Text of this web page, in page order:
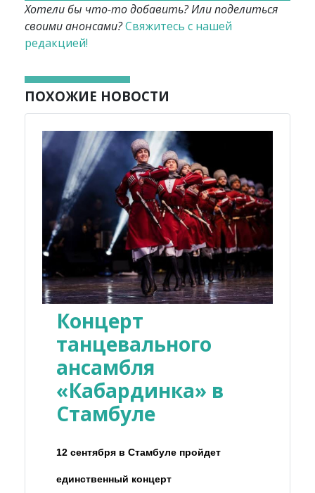
Хотели бы что-то добавить? Или поделиться
своими анонсами?Свяжитесь с нашей
редакцией!
ПОХОЖИЕ НОВОСТИ
Концерт
танцевального
ансамбля
«Кабардинка» в
Стамбуле
12 сентября в Стамбуле пройдет
единственный концерт